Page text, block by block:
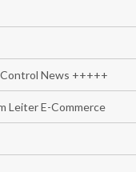
News +++++
Leiter E-Commerce